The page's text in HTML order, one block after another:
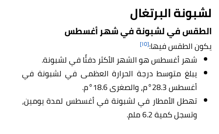
لشبونة البرتغال
الطقس في لشبونة في شهر أغسطس
يكون الطقس فيها:[١٥]
شهر أغسطس هو الشهر الأكثر دفئًا في لشبونة.
يبلغ متوسط درجة الحرارة العظمى في لشبونة في
أغسطس 28.3°م، والصغرى 18.6°م.
تهطل الأمطار في لشبونة في أغسطس لمدة يومين،
وتسجل كمية 6.2 ملم.